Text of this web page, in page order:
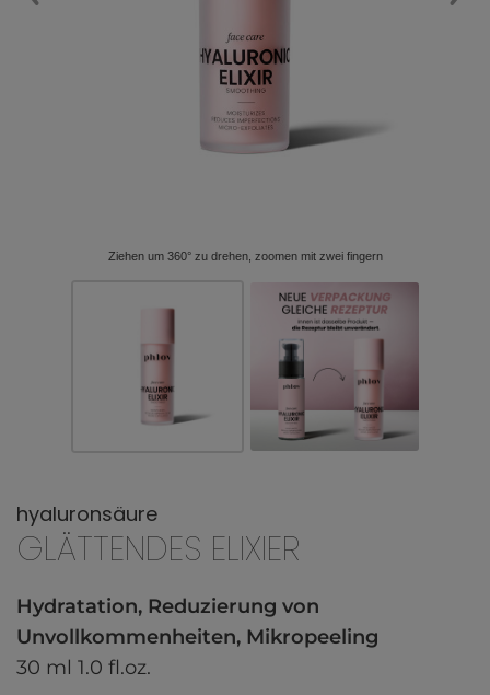
Ziehen um 360° zu drehen, zoomen mit zwei fingern
hyaluronsäure
GLÄTTENDES ELIXIER
Hydratation, Reduzierung von
Unvollkommenheiten, Mikropeeling
30 ml 1.0 fl.oz.